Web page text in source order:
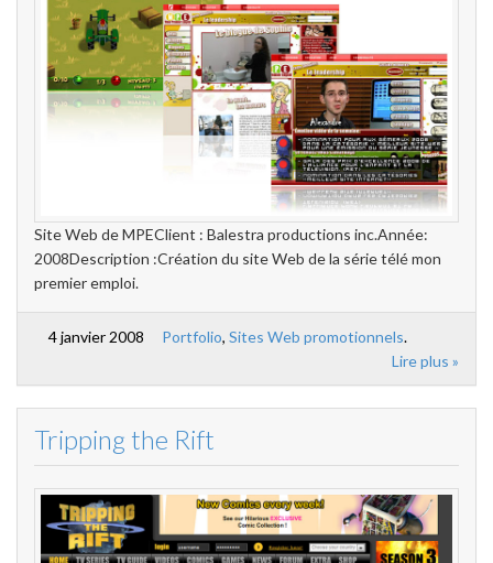
Site Web de MPEClient : Balestra productions inc.Année:
2008Description :Création du site Web de la série télé mon
premier emploi.
4 janvier 2008 Portfolio, Sites Web promotionnels.
Lire plus »
Tripping the Rift